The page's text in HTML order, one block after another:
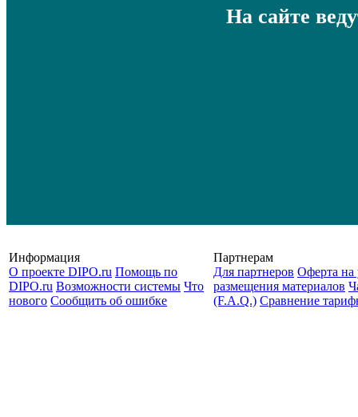
На сайте
Информация
О проекте DIPO.ru Помощь по
DIPO.ru Возможности системы Что
нового Сообщить об ошибке
Партнерам
Для партнеров Оферта на
размещения материалов
(F.A.Q.) Cравнение